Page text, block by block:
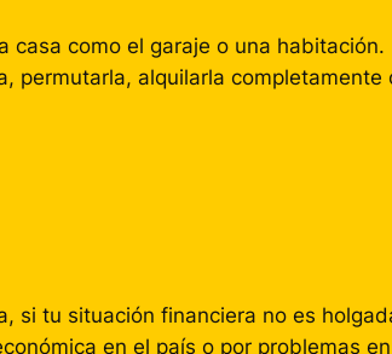
casa como el garaje o una habitación.
permutarla, alquilarla completamente
si tu situación financiera no es
en el país o por problemas